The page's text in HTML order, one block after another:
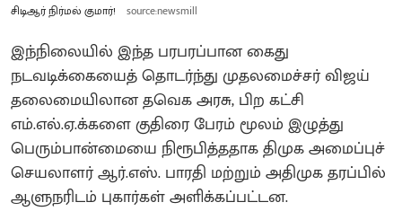
சிடிஆர் நிர்மல் குமார்! source:newsmill
இந்நிலையில் இந்த பரபரப்பான கைது
நடவடிக்கையைத் தொடர்ந்து முதலமைச்சர் விஜய்
தலைமையிலான தவெக அரசு, பிற கட்சி
எம்.எல்.ஏ.க்களை குதிரை பேரம் மூலம் இழுத்து
பெரும்பான்மையை நிரூபித்ததாக திமுக அமைப்புச்
செயலாளர் ஆர்.எஸ். பாரதி மற்றும் அதிமுக தரப்பில்
ஆளுநரிடம் புகார்கள் அளிக்கப்பட்டன.